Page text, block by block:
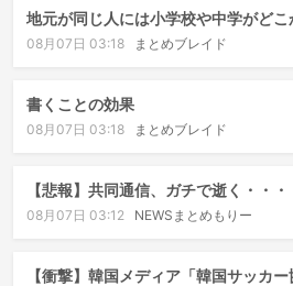
地元が同じ人には小学校や中学がどこ
08月07日 03:18 まとめブレイド
書くことの効果
08月07日 03:18 まとめブレイド
【悲報】共同通信、ガチで逝く・・・
08月07日 03:12 NEWSまとめもりー
【衝撃】韓国メディア「韓国サッカ